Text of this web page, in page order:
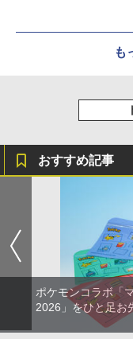
も
おすすめ記事
ポケモンコラボ「
2026」をひと足お